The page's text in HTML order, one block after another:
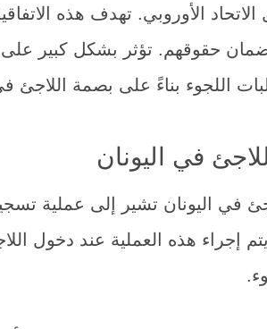
الأوروبي. تهدف هذه
وضمان حقوقهم. تؤثر بشكل كبير
اللجوء بناءً على بصمة اللاجئ
في اليونان
في اليونان تشير إلى عملية
إجراء هذه العملية عند دخول